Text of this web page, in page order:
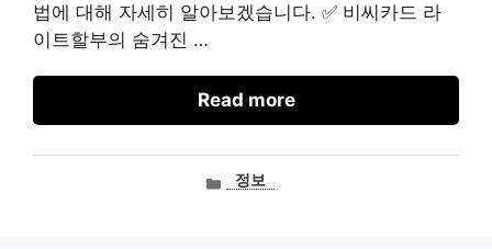
법에 대해 자세히 알아보겠습니다. ✅ 비씨카드 라
이트할부의 숨겨진 …
Read more
카정보